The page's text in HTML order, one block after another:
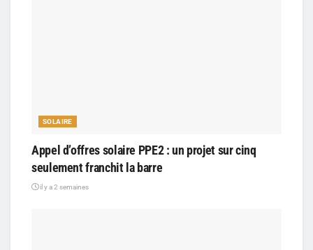
SOLAIRE
Appel d’offres solaire PPE2 : un projet sur cinq
seulement franchit la barre
il y a 2 semaines